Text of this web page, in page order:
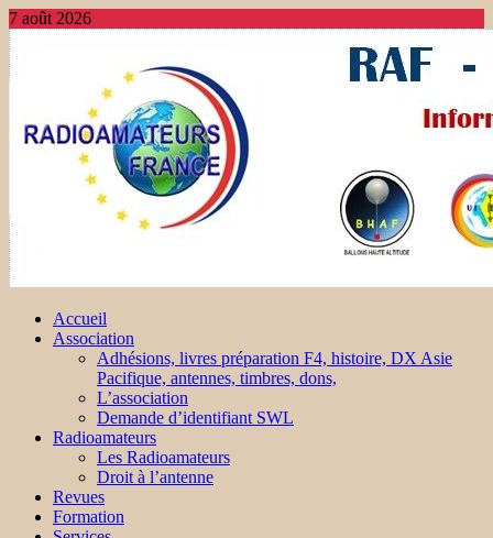
7 août 2026
Accueil
Association
Adhésions, livres préparation F4, histoire, DX Asie
Pacifique, antennes, timbres, dons,
L’association
Demande d’identifiant SWL
Radioamateurs
Les Radioamateurs
Droit à l’antenne
Revues
Formation